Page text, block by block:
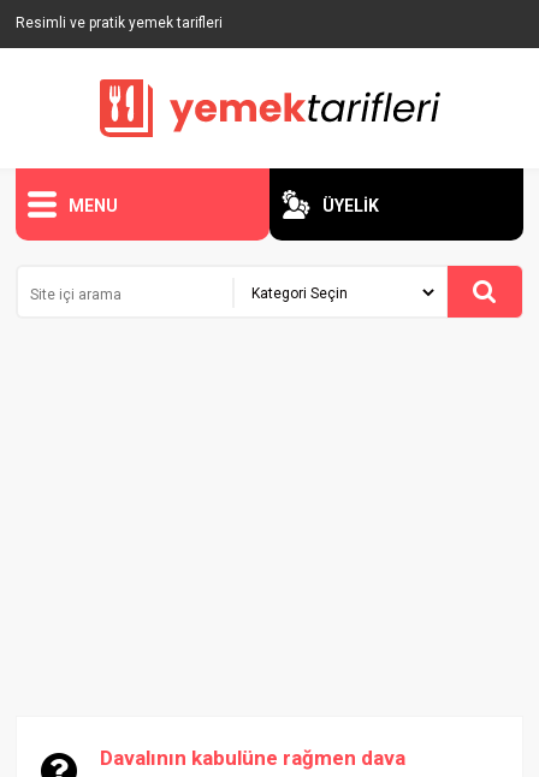
Resimli ve pratik yemek tarifleri
MENU ÜYELİK
Davalının kabulüne rağmen dava